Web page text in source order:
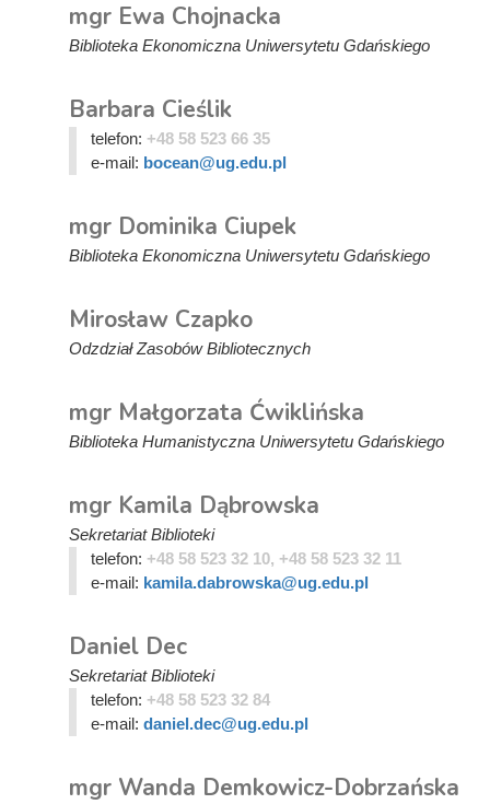
mgr Ewa Chojnacka
Biblioteka Ekonomiczna Uniwersytetu Gdańskiego
Barbara Cieślik
telefon: +48 58 523 66 35
e-mail: bocean@ug.edu.pl
mgr Dominika Ciupek
Biblioteka Ekonomiczna Uniwersytetu Gdańskiego
Mirosław Czapko
Odzdział Zasobów Bibliotecznych
mgr Małgorzata Ćwiklińska
Biblioteka Humanistyczna Uniwersytetu Gdańskiego
mgr Kamila Dąbrowska
Sekretariat Biblioteki
telefon: +48 58 523 32 10, +48 58 523 32 11
e-mail: kamila.dabrowska@ug.edu.pl
Daniel Dec
Sekretariat Biblioteki
telefon: +48 58 523 32 84
e-mail: daniel.dec@ug.edu.pl
mgr Wanda Demkowicz-Dobrzańska